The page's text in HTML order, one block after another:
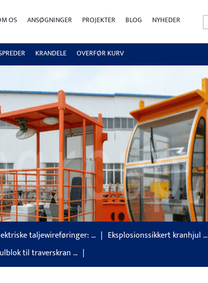
OS ANSØGNINGER PROJEKTER BLOG NYHEDER
KRANDELE OVERFØR KURV
taljewireføringer: … Eksplosionssikkert kranhjul …
til traverskran …